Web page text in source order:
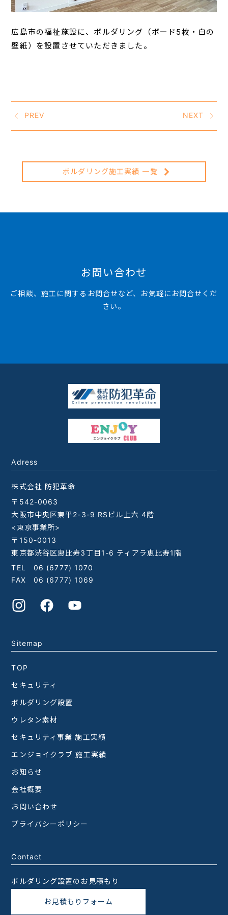
広島市の福祉施設に、ボルダリング（ボード5枚・白の
壁紙）を設置させていただきました。
PREV NEXT
ボルダリング施工実績 一覧
お問い合わせ
ご相談、施工に関するお問合せなど、お気軽にお問合せくだ
さい。
Adress
株式会社 防犯革命
〒542-0063
大阪市中央区東平2-3-9 RSビル上六 4階
<東京事業所>
〒150-0013
東京都渋谷区恵比寿3丁目1-6 ティアラ恵比寿1階
TEL 06 (6777) 1070
FAX 06 (6777) 1069
Sitemap
TOP
セキュリティ
ボルダリング設置
ウレタン素材
セキュリティ事業 施工実績
エンジョイクラブ 施工実績
お知らせ
会社概要
お問い合わせ
プライバシーポリシー
Contact
ボルダリング設置のお見積もり
お見積もりフォーム